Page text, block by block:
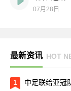
07月28日
最新资讯 HOT
1 中足联给亚冠